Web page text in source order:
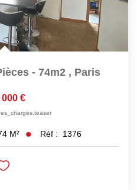
- 74m2 , Paris
000 €
M² Réf : 1376